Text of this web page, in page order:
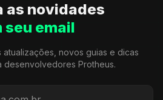
as novidades
seu email
novos guias e dicas
desenvolvedores Protheus.